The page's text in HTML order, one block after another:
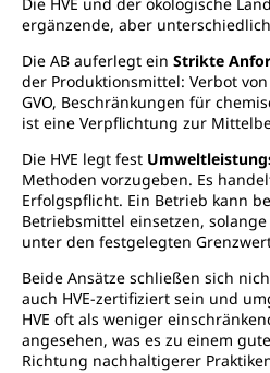
Die HVE und der ökologische
ergänzende, aber
Die AB auferlegt ein Strikte
der Produktionsmittel: Verbot
GVO, Beschränkungen für
ist eine Verpflichtung zur
Die HVE legt fest
Methoden vorzugeben. Es
Erfolgspflicht. Ein Betrieb kann
Betriebsmittel einsetzen,
unter den festgelegten
Beide Ansätze schließen sich
auch HVE-zertifiziert sein und
HVE oft als weniger
angesehen, was es zu einem
Richtung nachhaltigerer